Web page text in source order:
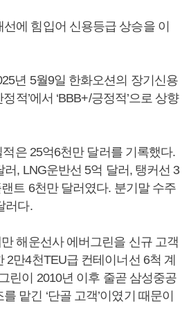
에 힘입어 신용등급 상승을 이
년 5월9일 한화오션의 장기신용
적’에서 ‘BBB+/긍정적’으로 상향
은 25억6천만 달러를 기록했다.
러, LNG운반선 5억 달러, 탱커선 3
트 6천만 달러였다. 분기말 수주
러다.
해운선사 에버그린을 신규 고객
2만4천TEU급 컨테이너선 6척 계
린이 2010년 이후 줄곧 삼성중공
맡긴 ‘단골 고객’이였기 때문이